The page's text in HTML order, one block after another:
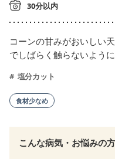
30分以内
コーンの甘みがおいしい
でしばらく触らないよう
塩分カット
食材少なめ
こんな病気・お悩みの